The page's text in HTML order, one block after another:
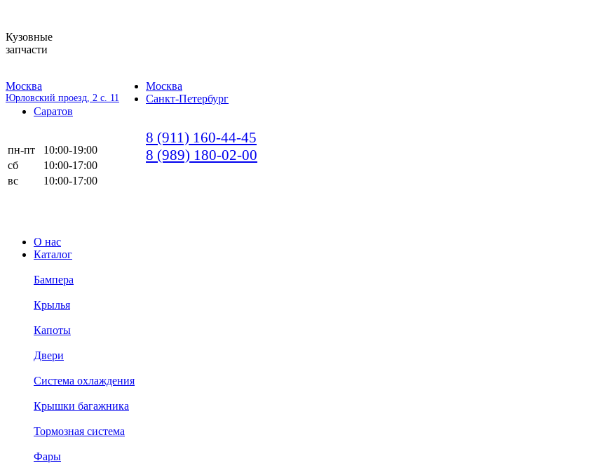
Кузовные
запчасти
Москва
Юрловский проезд, 2 с. 11
Москва
Санкт-Петербург
Саратов
8 (911) 160-44-45
8 (989) 180-02-00
пн-пт
10:00-19:00
сб
10:00-17:00
вс
10:00-17:00
О нас
Каталог
Бампера
Крылья
Капоты
Двери
Система охлаждения
Крышки багажника
Тормозная система
Фары